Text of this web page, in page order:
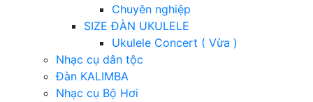
Chuyên nghiệp
SIZE ĐÀN UKULELE
Ukulele Concert ( Vừa )
Nhạc cụ dân tộc
Đàn KALIMBA
Nhạc cụ Bộ Hơi